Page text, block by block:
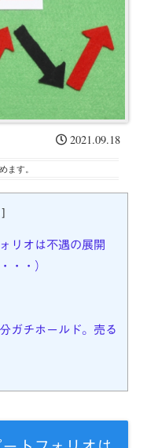
2021.09.18
ます。
]
リオは不遇の展開
・・）
ガチホールド。売る